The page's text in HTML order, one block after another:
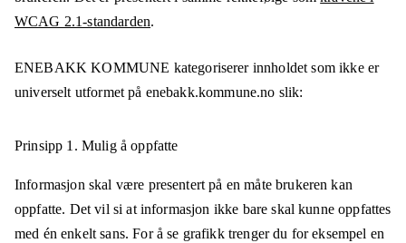
WCAG 2.1-standarden.
ENEBAKK KOMMUNE kategoriserer innholdet som ikke er
universelt utformet på enebakk.kommune.no slik:
Prinsipp 1. Mulig å oppfatte
Informasjon skal være presentert på en måte brukeren kan
oppfatte. Det vil si at informasjon ikke bare skal kunne oppfattes
med én enkelt sans. For å se grafikk trenger du for eksempel en